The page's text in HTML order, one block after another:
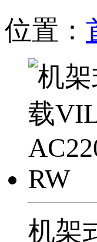
位置：
机架